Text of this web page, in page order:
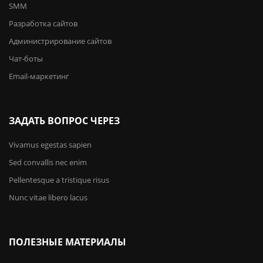
SMM
Разработка сайтов
Администрирование сайтов
Чат-боты
Email-маркетинг
ЗАДАТЬ ВОПРОС ЧЕРЕЗ
Vivamus egestas sapien
Sed convallis nec enim
Pellentesque a tristique risus
Nunc vitae libero lacus
ПОЛЕЗНЫЕ МАТЕРИАЛЫ